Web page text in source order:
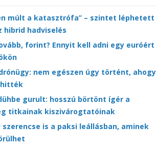
múlt a katasztrófa” – szintet léphetett
hibrid hadviselés
forint? Ennyit kell adni egy euróért
nem egészen úgy történt, ahogy
hitték
gurult: hosszú börtönt ígér a
titkainak kiszivárogtatóinak
szerencse is a paksi leállásban, aminek